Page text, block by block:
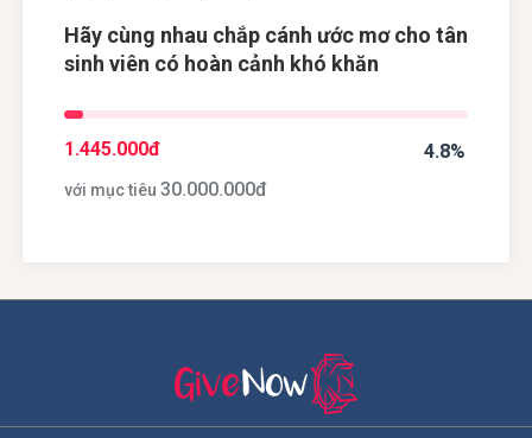
Hãy cùng nhau chắp cánh ước mơ cho tân
sinh viên có hoàn cảnh khó khăn
4.8%
1.445.000đ
với mục tiêu 30.000.000đ